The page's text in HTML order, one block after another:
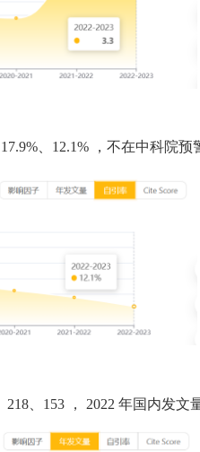
17.9%、12.1% ，不在中科院预
218、153 ， 2022 年国内发文